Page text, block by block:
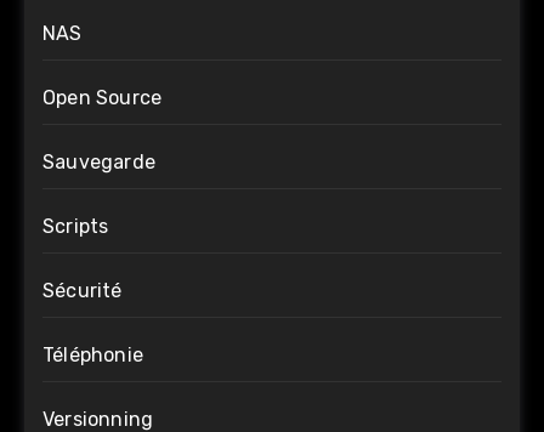
NAS
Open Source
Sauvegarde
Scripts
Sécurité
Téléphonie
Versionning